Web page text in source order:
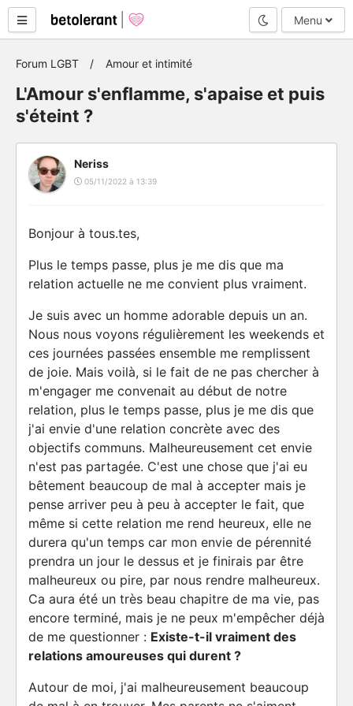
Mode nuit
Menu
Forum LGBT Amour et intimité
L'Amour s'enflamme, s'apaise et puis
s'éteint ?
Neriss
05/11/2022 à 13:39
Bonjour à tous.tes,
Plus le temps passe, plus je me dis que ma
relation actuelle ne me convient plus vraiment.
Je suis avec un homme adorable depuis un an.
Nous nous voyons régulièrement les weekends et
ces journées passées ensemble me remplissent
de joie. Mais voilà, si le fait de ne pas chercher à
m'engager me convenait au début de notre
relation, plus le temps passe, plus je me dis que
j'ai envie d'une relation concrète avec des
objectifs communs. Malheureusement cet envie
n'est pas partagée. C'est une chose que j'ai eu
bêtement beaucoup de mal à accepter mais je
pense arriver peu à peu à accepter le fait, que
même si cette relation me rend heureux, elle ne
durera qu'un temps car mon envie de pérennité
prendra un jour le dessus et je finirais par être
malheureux ou pire, par nous rendre malheureux.
Ca aura été un très beau chapitre de ma vie, pas
encore terminé, mais je ne peux m'empêcher déjà
de me questionner : Existe-t-il vraiment des
relations amoureuses qui durent ?
Autour de moi, j'ai malheureusement beaucoup